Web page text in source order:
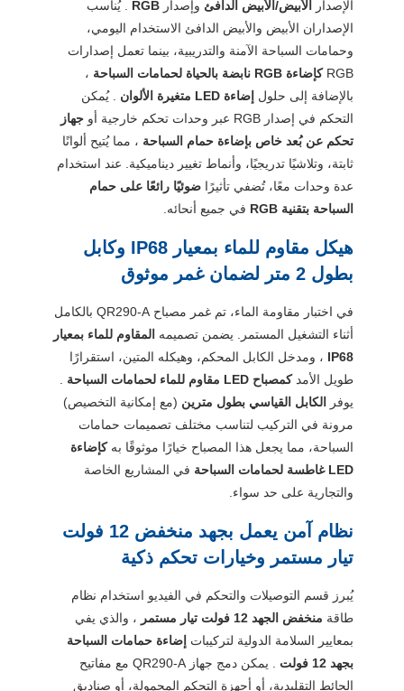
الإصدار
الأبيض/الأبيض الدافئ وإصدار RGB . يُناسب
الإصداران الأبيض والأبيض الدافئ الاستخدام اليومي،
وحمامات السباحة الآمنة والتدريبية، بينما تعمل إصدارات
RGB كإضاءة RGB نابضة بالحياة لحمامات السباحة
،
بالإضافة إلى حلول إضاءة LED متغيرة الألوان
. يُمكن
التحكم في إصدار RGB عبر وحدات تحكم خارجية أو
جهاز
تحكم عن بُعد خاص بإضاءة حمام السباحة ، مما يُتيح ألوانًا
ثابتة، وتلاشيًا تدريجيًا، وأنماط تغيير ديناميكية. عند استخدام
عدة وحدات معًا، تُضفي تأثيرًا ضوئيًا رائعًا على حمام
السباحة بتقنية RGB
في جميع أنحائه.
هيكل مقاوم للماء بمعيار IP68 وكابل
بطول 2 متر لضمان غمر موثوق
في اختبار مقاومة الماء، تم غمر مصباح QR290-A بالكامل
أثناء التشغيل المستمر. يضمن تصميمه المقاوم للماء بمعيار
IP68 ، ومدخل الكابل المحكم، وهيكله المتين، استقرارًا
طويل الأمدكمصباح LED مقاوم للماء لحمامات السباحة
يوفر
الكابل القياسي بطول مترين (مع إمكانية التخصيص)
مرونة في التركيب لتناسب مختلف تصميمات حمامات
السباحة، مما يجعل هذا المصباح خيارًا موثوقًا بهكإضاءة
LED غاطسة لحمامات السباحة
في المشاريع الخاصة
والتجارية على حد سواء.
نظام آمن يعمل بجهد منخفض 12 فولت
تيار مستمر وخيارات تحكم ذكية
يُبرز قسم التوصيلات والتحكم في الفيديو استخدام نظام
طاقة منخفض الجهد 12 فولت تيار مستمر
، والذي يفي
بمعايير السلامة الدولية لتركيبات إضاءة حمامات السباحة
بجهد 12 فولت
. يمكن دمج جهاز QR290-A مع مفاتيح
الحائط التقليدية، أو أجهزة التحكم المحمولة، أو صناديق